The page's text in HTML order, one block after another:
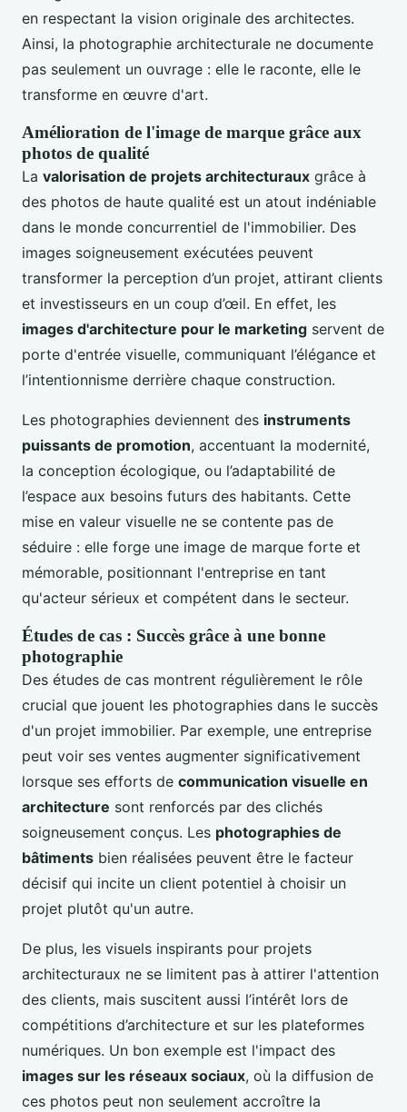
en respectant la vision originale des architectes.
Ainsi, la photographie architecturale ne documente
pas seulement un ouvrage : elle le raconte, elle le
transforme en œuvre d'art.
Amélioration de l'image de marque grâce aux
photos de qualité
La valorisation de projets architecturaux grâce à
des photos de haute qualité est un atout indéniable
dans le monde concurrentiel de l'immobilier. Des
images soigneusement exécutées peuvent
transformer la perception d’un projet, attirant clients
et investisseurs en un coup d’œil. En effet, les
images d'architecture pour le marketing servent de
porte d'entrée visuelle, communiquant l’élégance et
l’intentionnisme derrière chaque construction.
Les photographies deviennent des instruments
puissants de promotion, accentuant la modernité,
la conception écologique, ou l’adaptabilité de
l’espace aux besoins futurs des habitants. Cette
mise en valeur visuelle ne se contente pas de
séduire : elle forge une image de marque forte et
mémorable, positionnant l'entreprise en tant
qu'acteur sérieux et compétent dans le secteur.
Études de cas : Succès grâce à une bonne
photographie
Des études de cas montrent régulièrement le rôle
crucial que jouent les photographies dans le succès
d'un projet immobilier. Par exemple, une entreprise
peut voir ses ventes augmenter significativement
lorsque ses efforts de communication visuelle en
architecture sont renforcés par des clichés
soigneusement conçus. Les photographies de
bâtiments bien réalisées peuvent être le facteur
décisif qui incite un client potentiel à choisir un
projet plutôt qu'un autre.
De plus, les visuels inspirants pour projets
architecturaux ne se limitent pas à attirer l'attention
des clients, mais suscitent aussi l’intérêt lors de
compétitions d’architecture et sur les plateformes
numériques. Un bon exemple est l'impact des
images sur les réseaux sociaux, où la diffusion de
ces photos peut non seulement accroître la